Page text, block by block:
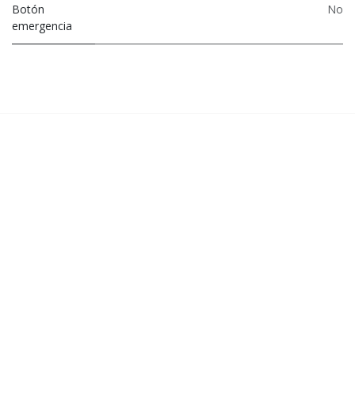
Botón
emergencia
No